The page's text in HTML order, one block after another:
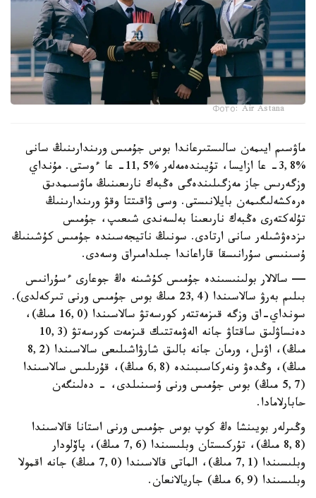
Фото: Air Astana
ماۋسىم ايىمەن سالىستىرعاندا بوس جۇمىس ورىندارىنىڭ سانى
%3,8- عا ازايسا، تۇيىندەمەلەر %11,5- عا ءوستى. مۇنداي
وزگەرىس جاز مەزگىلىندەگى ەڭبەك نارىعىنىڭ ماۋسىمدىق
ەرەكشەلىگىمەن بايلانىستى. وسى ۋاقىتتا وقۋ ورىندارىنىڭ
تۇلەكتەرى ەڭبەك نارىعىنا بەلسەندى شىعىپ، جۇمىس
ىزدەۋشىلەر سانى ارتادى. سونىڭ ناتيجەسىندە جۇمىس كۇشىنىڭ
ۇسىنىسى سۇرانىسقا قاراعاندا جىلدامىراق وسەدى.
— سالالار بولىنىسىندە جۇمىس كۇشىنە ەڭ جوعارى ءسۇرانىس
بىلىم بەرۋ سالاسىندا (23,4 مىڭ بوس جۇمىس ورنى تىركەلدى).
سونداي-اق وزگە قىزمەتتەر كورسەتۋ سالاسىندا (16,0 مىڭ)،
دەنساۋلىق ساقتاۋ جانە الەۋمەتتىك قىزمەت كورسەتۋ (10,3
مىڭ)، اۋىل، ورمان جانە بالىق شارۋاشىلىعى سالاسىندا (8,2
مىڭ)، وڭدەۋ ونەركاسىبىندە (6,8 مىڭ)، قۇرىلىس سالاسىندا
(5,7 مىڭ) بوس جۇمىس ورنى ۇسىنىلدى، - دەلىنگەن
حابارلامادا.
وڭىرلەر بويىنشا ەڭ كوپ بوس جۇمىس ورنى استانا قالاسىندا
(8,8 مىڭ)، تۇركىستان وبلىسىندا (7,6 مىڭ)، پاۆلودار
وبلىسىندا (7,1 مىڭ)، الماتى قالاسىندا (7,0 مىڭ) جانە اقمولا
وبلىسىندا (6,9 مىڭ) جاريالانعان.